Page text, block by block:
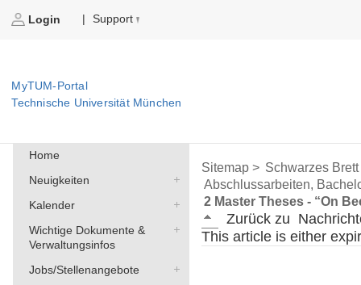
Login | Support
MyTUM-Portal
Technische Universität München
Home
Neuigkeiten
Kalender
Wichtige Dokumente &
Verwaltungsinfos
Jobs/Stellenangebote
Sitemap > Schwarzes Brett
Abschlussarbeiten,
2 Master Theses - “On
Zurück zu
This article is either